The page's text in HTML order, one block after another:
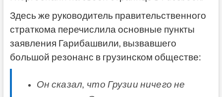
Здесь же руководитель правительственного
страткома перечислила основные пункты
заявления Гарибашвили, вызвавшего
большой резонанс в грузинском обществе:
Он сказал, что Грузии ничего не